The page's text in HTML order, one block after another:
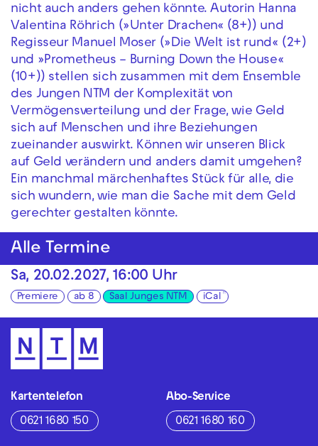
nicht auch anders gehen könnte. Autorin Hanna
Valentina Röhrich (»Unter Drachen« (8+)) und
Regisseur Manuel Moser (»Die Welt ist rund« (2+)
und »Prometheus – Burning Down the House«
(10+)) stellen sich zusammen mit dem Ensemble
des Jungen NTM der Komplexität von
Vermögensverteilung und der Frage, wie Geld
sich auf Menschen und ihre Beziehungen
zueinander auswirkt. Können wir unseren Blick
auf Geld verändern und anders damit umgehen?
Ein manchmal märchenhaftes Stück für alle, die
sich wundern, wie man die Sache mit dem Geld
gerechter gestalten könnte.
Alle Termine
Sa, 20.02.2027, 16:00 Uhr
Premiere ab 8 Saal Junges NTM iCal
Kartentelefon
0621 1680 150
Abo-Service
0621 1680 160